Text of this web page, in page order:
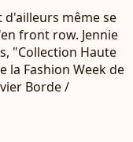
même se
front row. Jennie
"Collection Haute
la Fashion Week de
Borde /